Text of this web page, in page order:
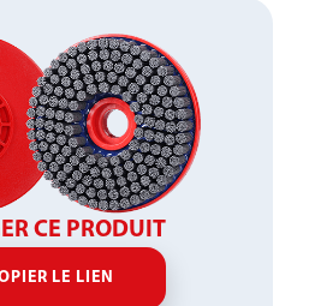
CE PRODUIT
LE LIEN